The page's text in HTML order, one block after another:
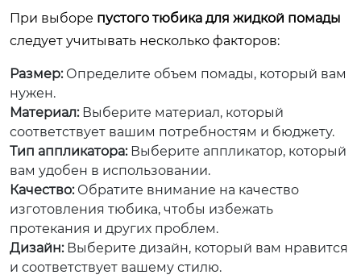
При выборе пустого тюбика для жидкой помады
следует учитывать несколько факторов:
Размер:Определите объем помады, который вам
нужен.
Материал:Выберите материал, который
соответствует вашим потребностям и бюджету.
Тип аппликатора:Выберите аппликатор, который
вам удобен в использовании.
Качество:Обратите внимание на качество
изготовления тюбика, чтобы избежать
протекания и других проблем.
Дизайн:Выберите дизайн, который вам нравится
и соответствует вашему стилю.